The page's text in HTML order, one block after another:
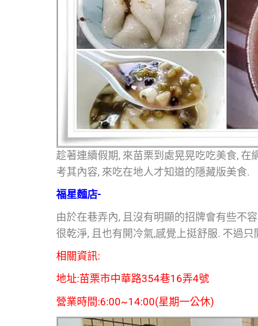
趁著連續假期, 來苗栗到處晃晃吃吃美食,
考其內容, 來吃在地人才知道的隱藏版美食.
福星麵店-
由於在巷弄內, 且沒有明顯的招牌會有些不
很乾淨, 且也有開冷氣,感覺上挺舒服. 不過
相關資訊:
地址:苗栗市中華路354巷16弄4號
營業時間:6:00~14:00(星期一公休)